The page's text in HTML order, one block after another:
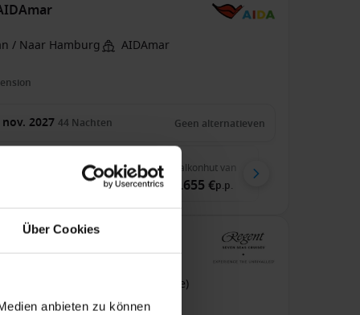
Über Cookies
anbieten zu können
/ Naar Hamburg AIDAmar
nov. 2027 44 Nachten Geen alternatieven
Buitenhutvan
6.135 €p.p.
Balkonhutvan
8.655 €p.p.
Seven Seas Mariner
Miami Naar Civitavecchia (Rome)
Seas Mariner